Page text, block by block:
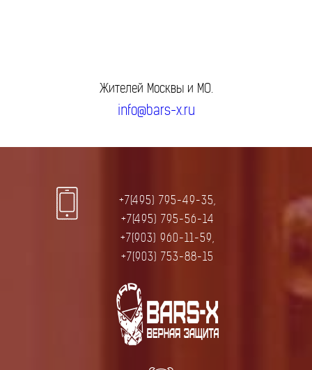
Жителей Москвы и МО.
info@bars-x.ru
+7(495) 795-49-35,
+7(495) 795-56-14
+7(903) 960-11-59,
+7(903) 753-88-15